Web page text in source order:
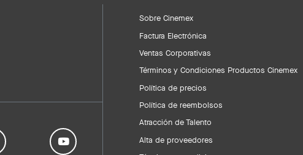
Sobre Cinemex
Factura Electrónica
Ventas Corporativas
Términos y Condiciones Productos Cinemex
Política de precios
Política de reembolsos
Atracción de Talento
Alta de proveedores